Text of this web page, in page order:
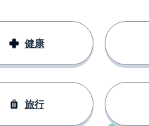
健康
旅行